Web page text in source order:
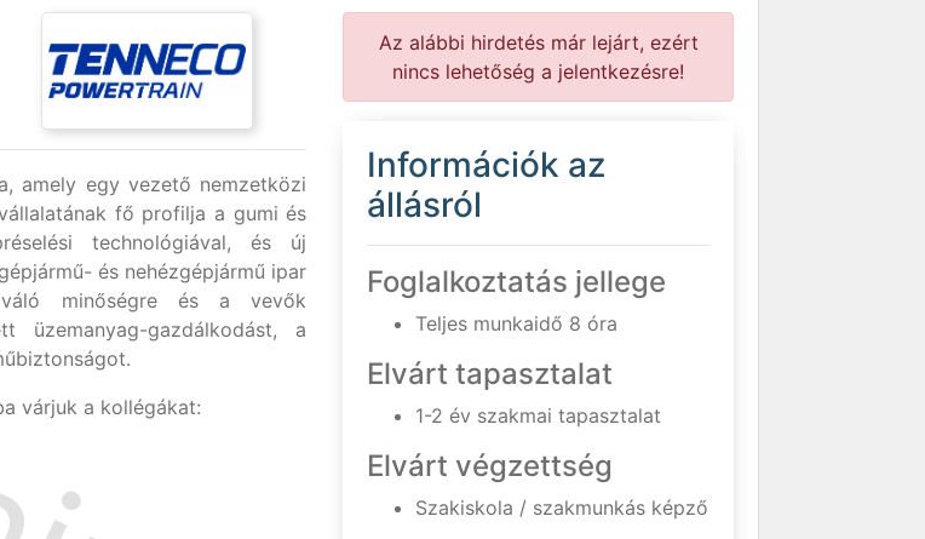
amely egy vezető nemzetközi
fő profilja a gumi és
technológiával, és új
és nehézgépjármű ipar
minőségre és a vevők
üzemanyag-gazdálkodást, a
várjuk a kollégákat:
Az alábbi hirdetés már lejárt, ezért
nincs lehetőség a jelentkezésre!
Információk az
állásról
Foglalkoztatás jellege
Teljes munkaidő 8 óra
Elvárt tapasztalat
1-2 év szakmai tapasztalat
Elvárt végzettség
Szakiskola / szakmunkás képző